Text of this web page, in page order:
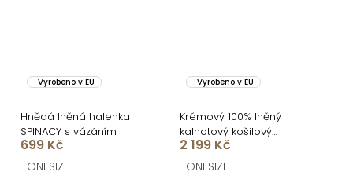
Vyrobeno v EU
Hnědá lněná halenka
SPINACY s vázáním
699 Kč
ONESIZE
Vyrobeno v EU
Krémový 100% lněný
kalhotový košilový
komplet ORIANA
2 199 Kč
ONESIZE